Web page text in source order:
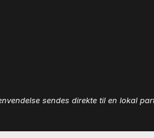
sendes direkte til en lokal